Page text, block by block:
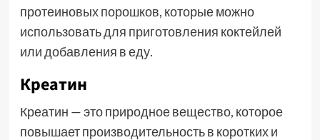
протеиновых порошков, которые можно
использовать для приготовления коктейлей
или добавления в еду.
Креатин
Креатин — это природное вещество, которое
повышает производительность в коротких и